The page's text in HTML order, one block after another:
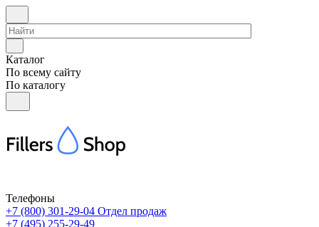
Каталог
По всему сайту
По каталогу
Телефоны
+7 (800) 301-29-04 Отдел продаж
+7 (495) 255-29-49